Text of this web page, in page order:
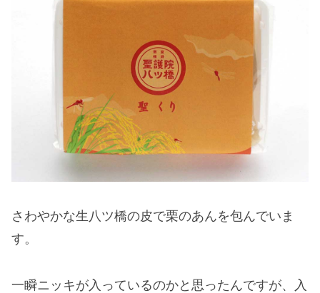
さわやかな生八ツ橋の皮で栗のあんを包んでいま
す。
一瞬ニッキが入っているのかと思ったんですが、入